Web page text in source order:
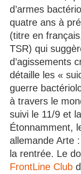
d’armes
quatre ans à
(titre en
TSR) qui
d’agissements
détaille les «
guerre
à travers le
suivi le 11/9 et
Étonnamment,
allemande Arte
la rentrée. Le
FrontLine Club